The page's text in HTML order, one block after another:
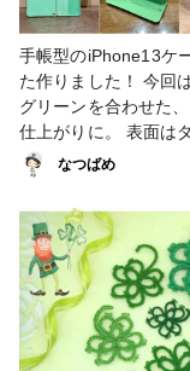
手帳型のiPhone13ケ
た作りました！ 今回
グリーンを合わせた
仕上がりに。 表面は
のラメ入りデコパージ
リアのデコパージュ液
ィング。 ワンポイン
好きなキャラクターの
ました。 #小物・雑貨 #ソーイ
ング #スマホケース #
マホケース
#iPhoneケース #野球
ー #紺 #緑 #グリーン
なつばめ